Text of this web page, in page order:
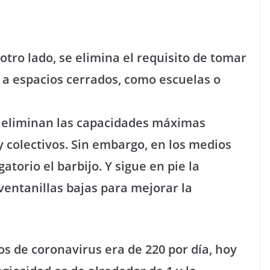
otro lado, se elimina el requisito de tomar
espacios cerrados, como escuelas o
las capacidades máximas
Sin embargo, en los medios
el barbijo. Y sigue en pie la
bajas para mejorar la
de coronavirus era de 220 por día, hoy